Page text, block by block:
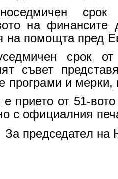
срок
на
на помощта пред
срок от
съвет
програми и мерки,
е прието от 51-
с официалния
За председател